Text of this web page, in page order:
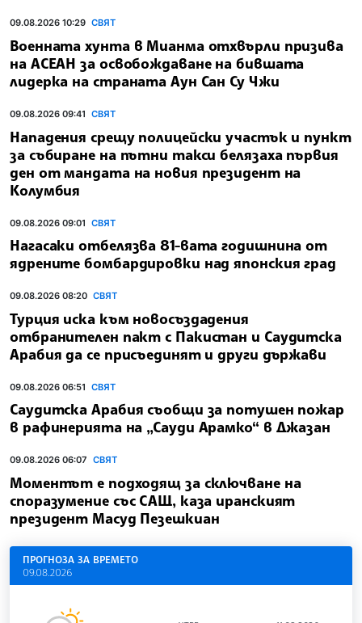
09.08.2026 10:29 СВЯТ
Военната хунта в Мианма отхвърли призива
на АСЕАН за освобождаване на бившата
лидерка на страната Аун Сан Су Чжи
09.08.2026 09:41 СВЯТ
Нападения срещу полицейски участък и пункт
за събиране на пътни такси белязаха първия
ден от мандата на новия президент на
Колумбия
09.08.2026 09:01 СВЯТ
Нагасаки отбелязва 81-вата годишнина от
ядрените бомбардировки над японския град
09.08.2026 08:20 СВЯТ
Турция иска към новосъздадения
отбранителен пакт с Пакистан и Саудитска
Арабия да се присъединят и други държави
09.08.2026 06:51 СВЯТ
Саудитска Арабия съобщи за потушен пожар
в рафинерията на „Сауди Арамко“ в Джазан
09.08.2026 06:07 СВЯТ
Моментът е подходящ за сключване на
споразумение със САЩ, каза иранският
президент Масуд Пезешкиан
ПРОГНОЗА ЗА ВРЕМЕТО
09.08.2026